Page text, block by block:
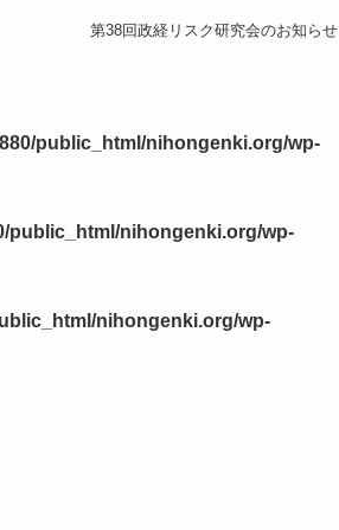
第38回政経リスク研究会のお知らせ
public_html/nihongenki.org/wp-
public_html/nihongenki.org/wp-
nihongenki.org/wp-